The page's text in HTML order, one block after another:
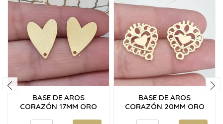
BASE DE AROS
CORAZÓN 17MM ORO
BASE DE AROS
CORAZÓN 20MM ORO